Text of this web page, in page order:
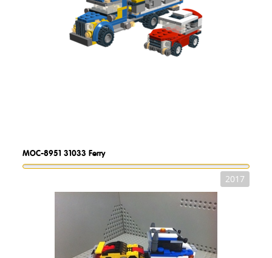
MOC-8951 31033 Ferry
2017